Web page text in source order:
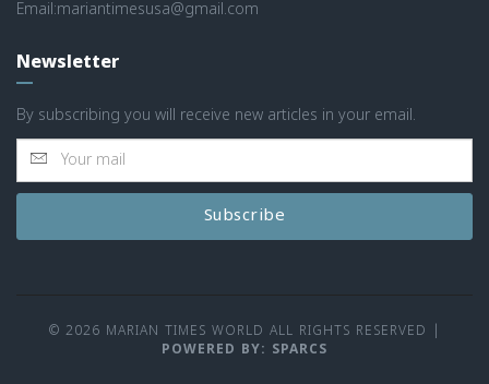
Email:mariantimesusa@gmail.com
Newsletter
By subscribing you will receive new articles in your email.
Subscribe
© 2026 MARIAN TIMES WORLD ALL RIGHTS RESERVED
POWERED BY: SPARCS